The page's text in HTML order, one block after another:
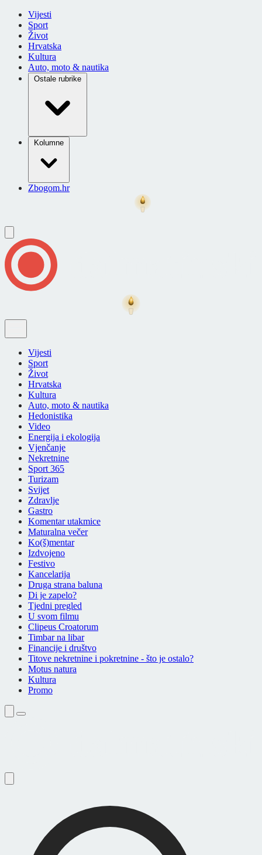
Vijesti
Sport
Život
Hrvatska
Kultura
Auto, moto & nautika
Ostale rubrike
Kolumne
Zbogom.hr
Vijesti
Sport
Život
Hrvatska
Kultura
Auto, moto & nautika
Hedonistika
Video
Energija i ekologija
Vjenčanje
Nekretnine
Sport 365
Turizam
Svijet
Zdravlje
Gastro
Komentar utakmice
Maturalna večer
Ko(š)mentar
Izdvojeno
Festivo
Kancelarija
Druga strana baluna
Di je zapelo?
Tjedni pregled
U svom filmu
Clipeus Croatorum
Timbar na libar
Financije i društvo
Titove nekretnine i pokretnine - što je ostalo?
Motus natura
Kultura
Promo